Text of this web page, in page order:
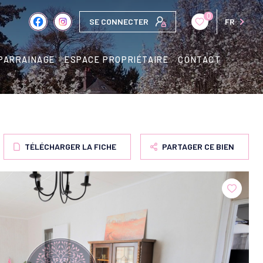
SE CONNECTER
0
FR
ESPACE PROPRIÉTAIRE CONTACT
TÉLÉCHARGER LA FICHE PARTAGER CE BIEN